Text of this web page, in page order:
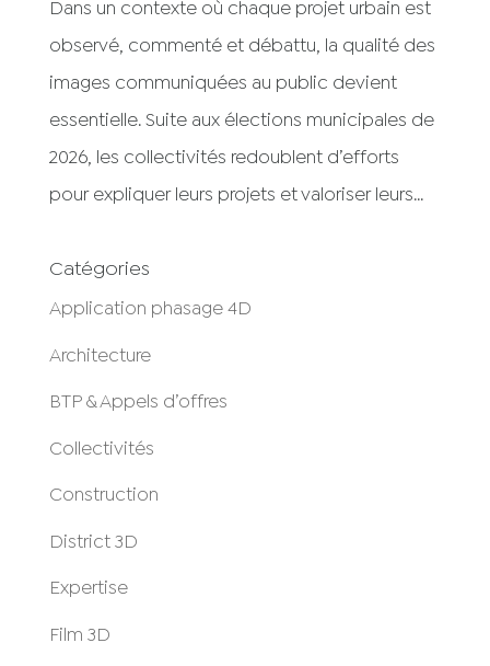
Dans un contexte où chaque projet urbain est
observé, commenté et débattu, la qualité des
images communiquées au public devient
essentielle. Suite aux élections municipales de
2026, les collectivités redoublent d’efforts
pour expliquer leurs projets et valoriser leurs...
Catégories
Application phasage 4D
Architecture
BTP & Appels d’offres
Collectivités
Construction
District 3D
Expertise
Film 3D